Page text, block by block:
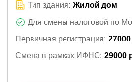
Тип здания: Жилой дом
Для смены налоговой по
Первичная регистрация: 27000
Смена в рамках ИФНС: 29000